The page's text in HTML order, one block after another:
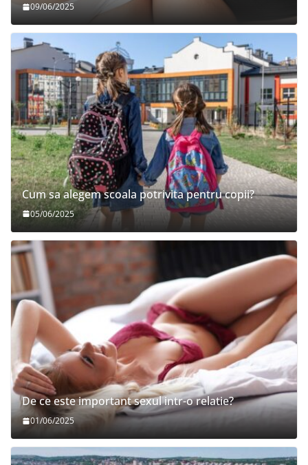
09/06/2025
Cum sa alegem scoala potrivita pentru copii?
05/06/2025
De ce este important sexul intr-o relatie?
01/06/2025